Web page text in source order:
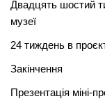
Двадцять шостий
музеї
24 тиждень в
Закінчення
Презентація міні-